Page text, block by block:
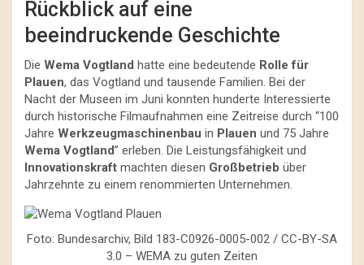
Rückblick auf eine
beeindruckende Geschichte
Die Wema Vogtland hatte eine bedeutende Rolle für
Plauen, das Vogtland und tausende Familien. Bei der
Nacht der Museen im Juni konnten hunderte Interessierte
durch historische Filmaufnahmen eine Zeitreise durch “100
Jahre Werkzeugmaschinenbau in Plauen und 75 Jahre
Wema Vogtland” erleben. Die Leistungsfähigkeit und
Innovationskraft machten diesen Großbetrieb über
Jahrzehnte zu einem renommierten Unternehmen.
Foto: Bundesarchiv, Bild 183-C0926-0005-002 / CC-BY-SA
3.0 – WEMA zu guten Zeiten